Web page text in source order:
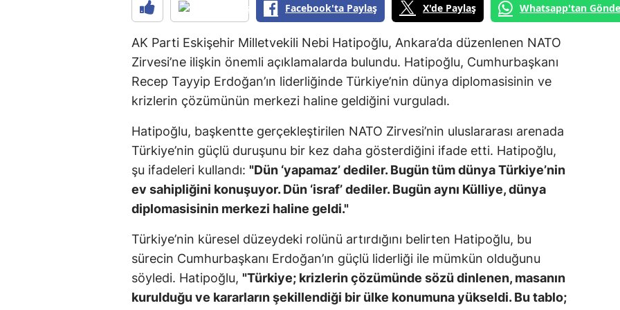
Facebook'ta Paylaş X'de Paylaş Whatsapp'tan
AK Parti Eskişehir Milletvekili Nebi Hatipoğlu, Ankara’da düzenlenen NATO
Zirvesi’ne ilişkin önemli açıklamalarda bulundu. Hatipoğlu, Cumhurbaşkanı
Recep Tayyip Erdoğan’ın liderliğinde Türkiye’nin dünya diplomasisinin ve
krizlerin çözümünün merkezi haline geldiğini vurguladı.
Hatipoğlu, başkentte gerçekleştirilen NATO Zirvesi’nin uluslararası arenada
Türkiye’nin güçlü duruşunu bir kez daha gösterdiğini ifade etti. Hatipoğlu,
şu ifadeleri kullandı: "Dün ‘yapamaz’ dediler. Bugün tüm dünya Türkiye’nin
ev sahipliğini konuşuyor. Dün ‘israf’ dediler. Bugün aynı Külliye, dünya
diplomasisinin merkezi haline geldi."
Türkiye’nin küresel düzeydeki rolünü artırdığını belirten Hatipoğlu, bu
sürecin Cumhurbaşkanı Erdoğan’ın güçlü liderliği ile mümkün olduğunu
söyledi. Hatipoğlu, "Türkiye; krizlerin çözümünde sözü dinlenen, masanın
kurulduğu ve kararların şekillendiği bir ülke konumuna yükseldi. Bu tablo;